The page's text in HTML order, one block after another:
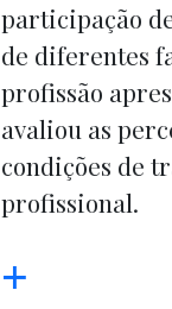
participação
de diferentes
profissão
avaliou as
condições de
profissional.
+